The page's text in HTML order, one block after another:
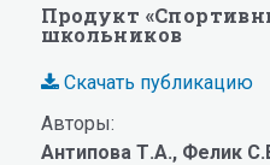
Продукт
школьников
Скачать публикацию
Авторы:
Антипова Т.А., Фелик